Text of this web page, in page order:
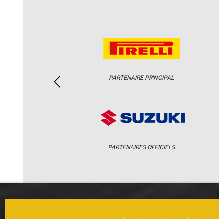
PARTENAIRE PRINCIPAL
PARTENAIRES OFFICIELS